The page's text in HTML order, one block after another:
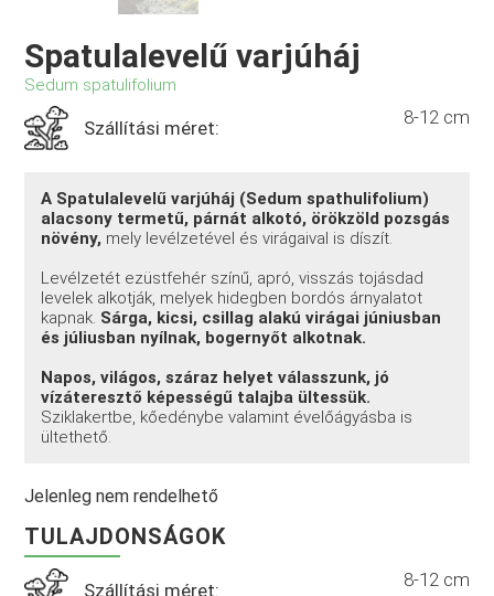
Spatulalevelű varjúháj
Sedum spatulifolium
Szállítási méret: 8-12 cm
A Spatulalevelű varjúháj (Sedum spathulifolium)
alacsony termetű, párnát alkotó, örökzöld pozsgás
növény, mely levélzetével és virágaival is díszít.
Levélzetét ezüstfehér színű, apró, visszás tojásdad
levelek alkotják, melyek hidegben bordós árnyalatot
kapnak. Sárga, kicsi, csillag alakú virágai júniusban
és júliusban nyílnak, bogernyőt alkotnak.
Napos, világos, száraz helyet válasszunk, jó
vízáteresztő képességű talajba ültessük.
Sziklakertbe, kőedénybe valamint évelőágyásba is
ültethető.
Jelenleg nem rendelhető
TULAJDONSÁGOK
Szállítási méret: 8-12 cm